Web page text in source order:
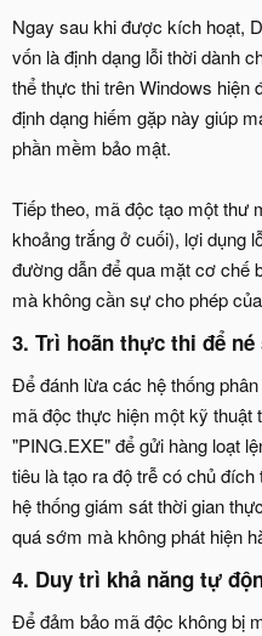
Ngay sau khi được kích hoạt,
vốn là định dạng lỗi thời dành
thể thực thi trên Windows hiện
định dạng hiếm gặp này giúp
phần mềm bảo mật.
Tiếp theo, mã độc tạo một thư
khoảng trắng ở cuối), lợi dụng
đường dẫn để qua mặt cơ chế
mà không cần sự cho phép
3. Trì hoãn thực thi để né
Để đánh lừa các hệ thống
mã độc thực hiện một kỹ thuật
"PING.EXE" để gửi hàng loạt
tiêu là tạo ra độ trễ có chủ
hệ thống giám sát thời gian
quá sớm mà không phát hiện
4. Duy trì khả năng tự
Để đảm bảo mã độc không bị